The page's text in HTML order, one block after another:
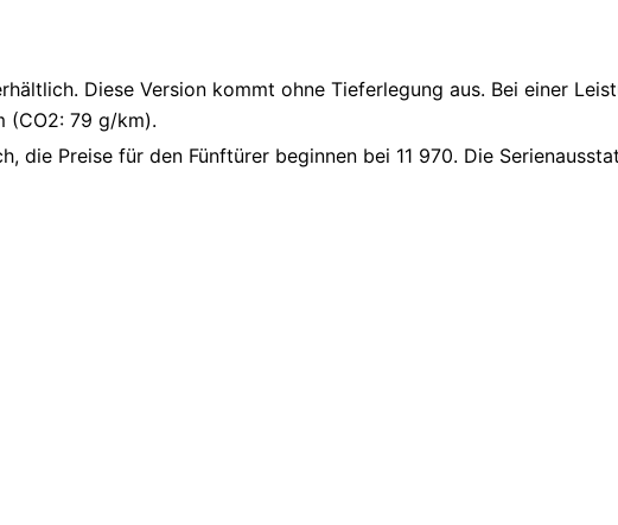
Diese Version kommt ohne Tieferlegung aus. Bei einer
(CO2: 79 g/km).
Preise für den Fünftürer beginnen bei 11 970. Die